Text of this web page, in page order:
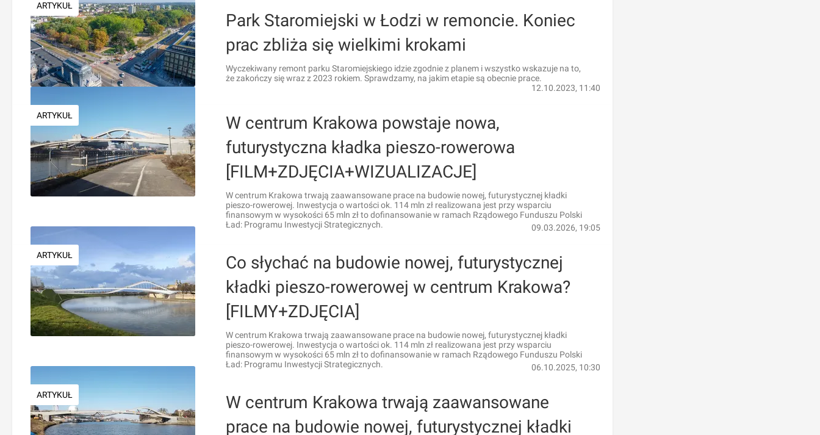
ARTYKUŁ
Park Staromiejski w Łodzi w remoncie. Koniec
prac zbliża się wielkimi krokami
Wyczekiwany remont parku Staromiejskiego idzie zgodnie z planem i wszystko wskazuje na to,
że zakończy się wraz z 2023 rokiem. Sprawdzamy, na jakim etapie są obecnie prace.
12.10.2023, 11:40
ARTYKUŁ
W centrum Krakowa powstaje nowa,
futurystyczna kładka pieszo-rowerowa
[FILM+ZDJĘCIA+WIZUALIZACJE]
W centrum Krakowa trwają zaawansowane prace na budowie nowej, futurystycznej kładki
pieszo-rowerowej. Inwestycja o wartości ok. 114 mln zł realizowana jest przy wsparciu
finansowym w wysokości 65 mln zł to dofinansowanie w ramach Rządowego Funduszu Polski
Ład: Programu Inwestycji Strategicznych.
09.03.2026, 19:05
ARTYKUŁ
Co słychać na budowie nowej, futurystycznej
kładki pieszo-rowerowej w centrum Krakowa?
[FILMY+ZDJĘCIA]
W centrum Krakowa trwają zaawansowane prace na budowie nowej, futurystycznej kładki
pieszo-rowerowej. Inwestycja o wartości ok. 114 mln zł realizowana jest przy wsparciu
finansowym w wysokości 65 mln zł to dofinansowanie w ramach Rządowego Funduszu Polski
Ład: Programu Inwestycji Strategicznych.
06.10.2025, 10:30
ARTYKUŁ
W centrum Krakowa trwają zaawansowane
prace na budowie nowej, futurystycznej kładki